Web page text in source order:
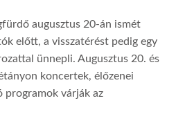
augusztus 20-án ismét
előtt, a visszatérést pedig egy
ünnepli. Augusztus 20. és
koncertek, élőzenei
programok várják az